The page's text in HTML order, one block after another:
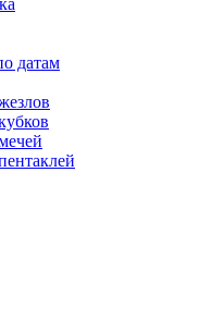
датам